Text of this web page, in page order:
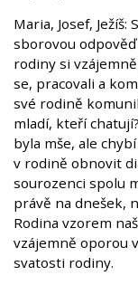
Maria, Josef,
sborovou
rodiny si
se, pracovali a
své rodině
mladí, kteří
byla mše, ale
v rodině obnovit
sourozenci spolu
právě na dnešek,
Rodina vzorem
vzájemně oporou
svatosti rodiny.